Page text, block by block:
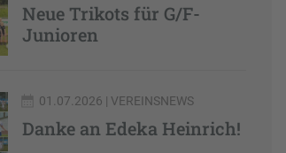
Neue Trikots für G/F-
Junioren
01.07.2026 | VEREINSNEWS
Danke an Edeka Heinrich!